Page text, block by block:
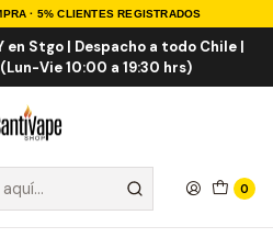
· 5% CLIENTES REGISTRADOS
en Stgo | Despacho a todo Chile |
Vie 10:00 a 19:30 hrs)
0
FUME PRO 30K
PRO 30K